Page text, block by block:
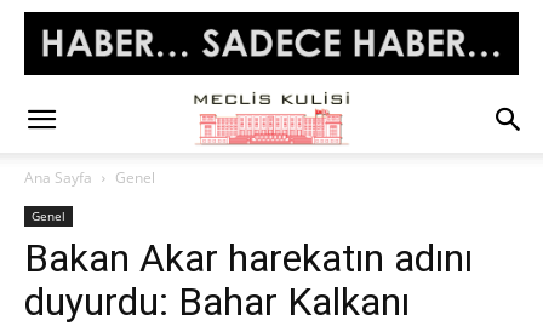
Ana Sayfa Genel
Genel
Bakan Akar harekatın adını
duyurdu: Bahar Kalkanı